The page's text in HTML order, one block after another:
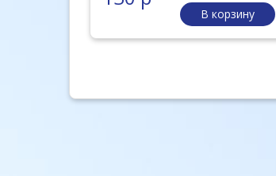
В корзину